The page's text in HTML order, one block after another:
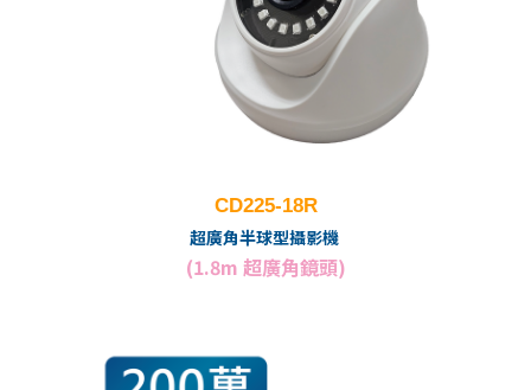
CD225-18R
超廣角半球型攝影機
(1.8m 超廣角鏡頭)